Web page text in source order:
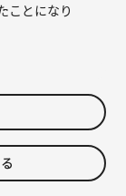
ライン
管理画面
ことになり